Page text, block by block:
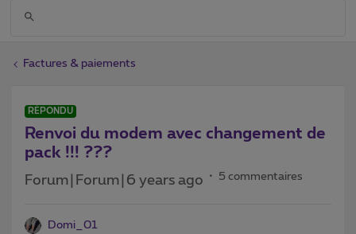
Factures & paiements
RÉPONDU
Renvoi du modem avec changement de
pack !!! ???
Forum|Forum|6 years ago 5 commentaires
Domi_01